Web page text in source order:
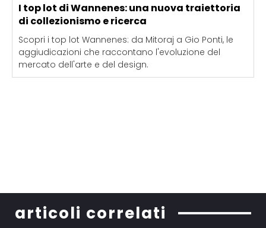
I top lot di Wannenes: una nuova traiettoria
di collezionismo e ricerca
Scopri i top lot Wannenes: da Mitoraj a Gio Ponti, le
aggiudicazioni che raccontano l'evoluzione del
mercato dell'arte e del design.
articoli correlati